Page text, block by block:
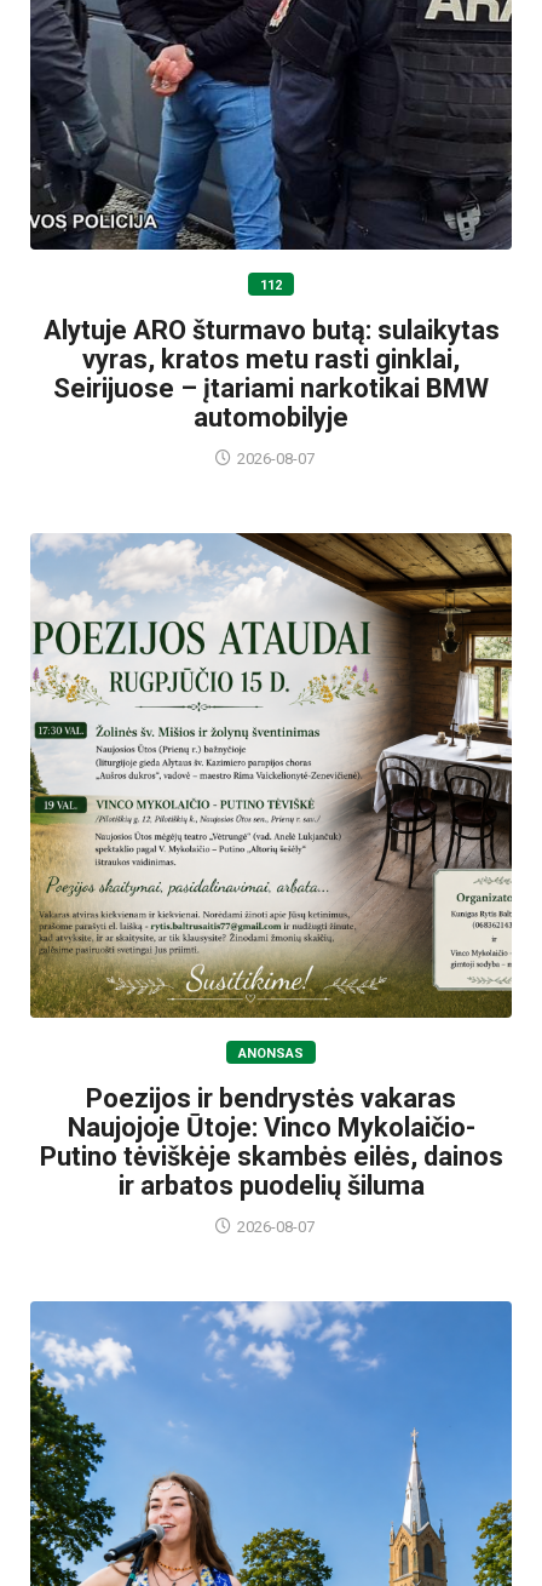
112
Alytuje ARO šturmavo butą: sulaikytas
vyras, kratos metu rasti ginklai,
Seirijuose – įtariami narkotikai BMW
automobilyje
2026-08-07
ANONSAS
Poezijos ir bendrystės vakaras
Naujojoje Ūtoje: Vinco Mykolaičio-
Putino tėviškėje skambės eilės, dainos
ir arbatos puodelių šiluma
2026-08-07